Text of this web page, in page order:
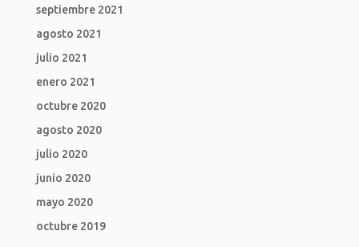
septiembre 2021
agosto 2021
julio 2021
enero 2021
octubre 2020
agosto 2020
julio 2020
junio 2020
mayo 2020
octubre 2019